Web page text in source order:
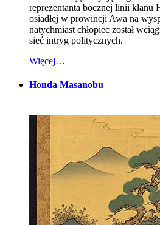
reprezentanta bocznej linii klanu
osiadłej w prowincji Awa na
natychmiast chłopiec został
sieć intryg politycznych.
Więcej…
Honda Masanobu